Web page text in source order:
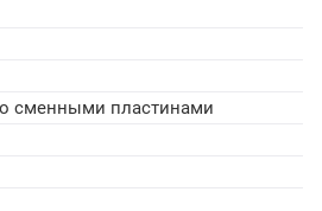
сменными пластинами